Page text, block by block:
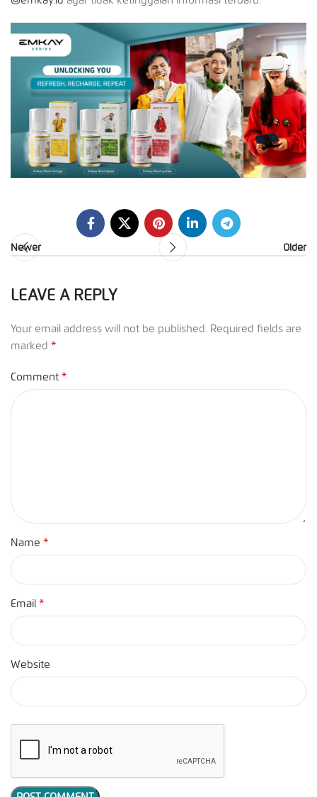
Newer Older
LEAVE A REPLY
Your email address will not be published. Required fields are
marked *
Comment *
Name *
Email *
Website